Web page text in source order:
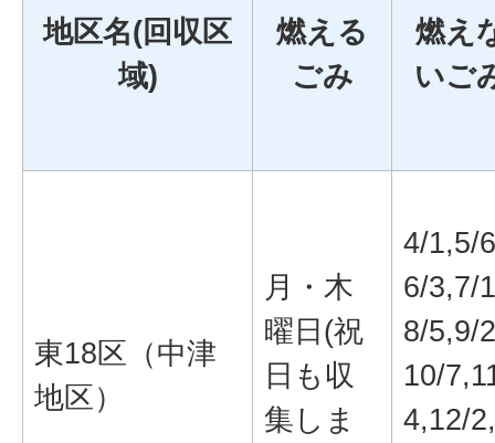
地区名(回収区
域)
燃える
ごみ
燃え
いご
東18区（中津
地区）
月・木
曜日(祝
日も収
集しま
4/1,5/
6/3,7/
8/5,9/
10/
4,12/2,